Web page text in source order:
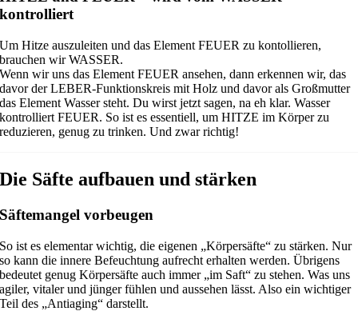
kontrolliert
Um Hitze auszuleiten und das Element FEUER zu kontollieren,
brauchen wir WASSER.
Wenn wir uns das Element FEUER ansehen, dann erkennen wir, das
davor der LEBER-Funktionskreis mit Holz und davor als Großmutter
das Element Wasser steht. Du wirst jetzt sagen, na eh klar. Wasser
kontrolliert FEUER. So ist es essentiell, um HITZE im Körper zu
reduzieren, genug zu trinken. Und zwar richtig!
Die Säfte aufbauen und stärken
Säftemangel vorbeugen
So ist es elementar wichtig, die eigenen „Körpersäfte“ zu stärken. Nur
so kann die innere Befeuchtung aufrecht erhalten werden. Übrigens
bedeutet genug Körpersäfte auch immer „im Saft“ zu stehen. Was uns
agiler, vitaler und jünger fühlen und aussehen lässt. Also ein wichtiger
Teil des „Antiaging“ darstellt.